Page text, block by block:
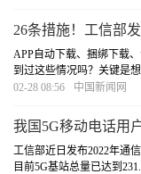
26条措施！工信部
APP自动下载、捆绑下载
到过这些情况吗？关键是
02-28 08:56
中国新闻网
我国5G移动电话用
工信部近日发布2022年通
目前5G基站总量已达到